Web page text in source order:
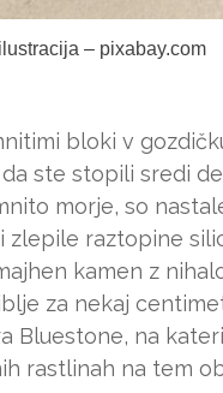
ilustracija – pixabay.com
bloki v
ste stopili sredi
morje, so
raztopine
kamen z
za nekaj
Bluestone, na
rastlinah na tem